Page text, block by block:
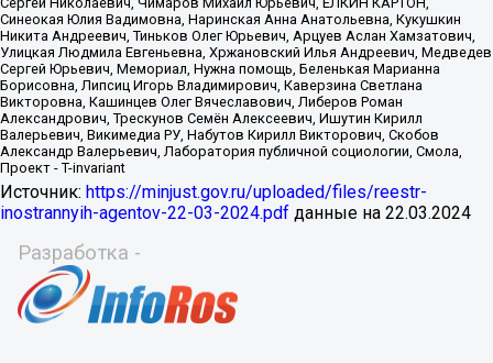
Источник: https://minjust.gov.ru/uploaded/files/reestr-
inostrannyih-agentov-22-03-2024.pdf данные на 22.03.2024
Разработка -